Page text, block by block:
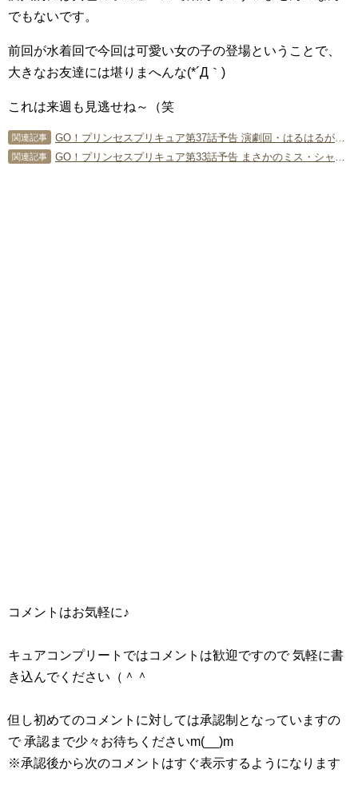
でもないです。
前回が水着回で今回は可愛い女の子の登場ということで、
大きなお友達には堪りまへんな(*´Д｀)
これは来週も見逃せね～（笑
関連記事 GO！プリンセスプリキュア第37話予告 演劇回・はるはるがジュリエット役！
関連記事 GO！プリンセスプリキュア第33話予告 まさかのミス・シャムール回！
コメントはお気軽に♪
キュアコンプリートではコメントは歓迎ですので 気軽に書
き込んでください（＾＾
但し初めてのコメントに対しては承認制となっていますの
で 承認まで少々お待ちくださいm(__)m
※承認後から次のコメントはすぐ表示するようになります